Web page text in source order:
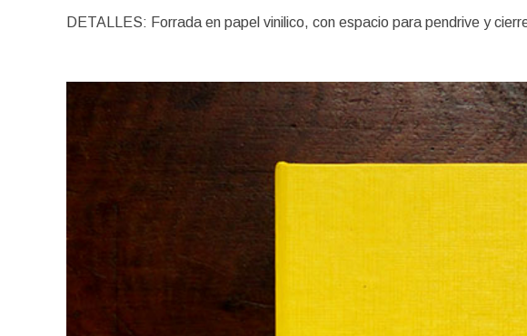
DETALLES: Forrada en papel vinilico, con espacio para pendrive y